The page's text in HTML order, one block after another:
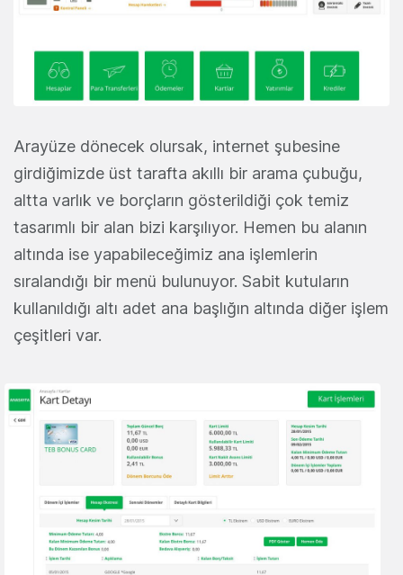
Arayüze dönecek olursak, internet şubesine
girdiğimizde üst tarafta akıllı bir arama çubuğu,
altta varlık ve borçların gösterildiği çok temiz
tasarımlı bir alan bizi karşılıyor. Hemen bu alanın
altında ise yapabileceğimiz ana işlemlerin
sıralandığı bir menü bulunuyor. Sabit kutuların
kullanıldığı altı adet ana başlığın altında diğer işlem
çeşitleri var.